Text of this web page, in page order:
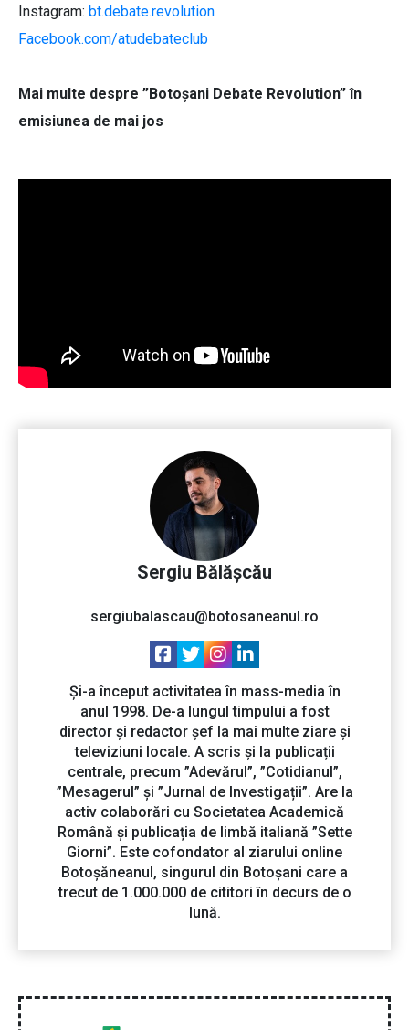
Instagram: bt.debate.revolution
Facebook.com/atudebateclub
Mai multe despre ”Botoșani Debate Revolution” în
emisiunea de mai jos
Sergiu Bălășcău
sergiubalascau@botosaneanul.ro
Și-a început activitatea în mass-media în
anul 1998. De-a lungul timpului a fost
director și redactor șef la mai multe ziare și
televiziuni locale. A scris și la publicații
centrale, precum ”Adevărul”, ”Cotidianul”,
”Mesagerul” și ”Jurnal de Investigații”. Are la
activ colaborări cu Societatea Academică
Română și publicația de limbă italiană ”Sette
Giorni”. Este cofondator al ziarului online
Botoșăneanul, singurul din Botoșani care a
trecut de 1.000.000 de cititori în decurs de o
lună.